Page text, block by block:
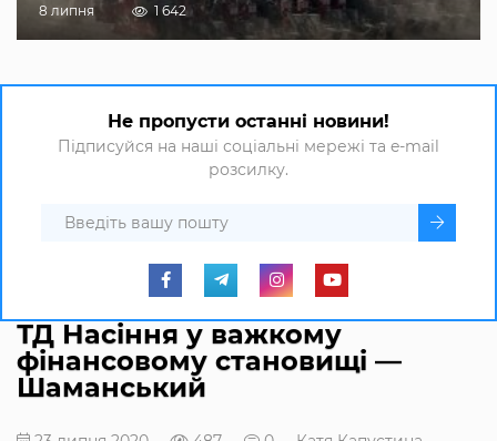
8 липня 1 642
Не пропусти останні новини!
Підписуйся на наші соціальні мережі та e-mail
розсилку.
ТД Насіння у важкому
фінансовому становищі —
Шаманський